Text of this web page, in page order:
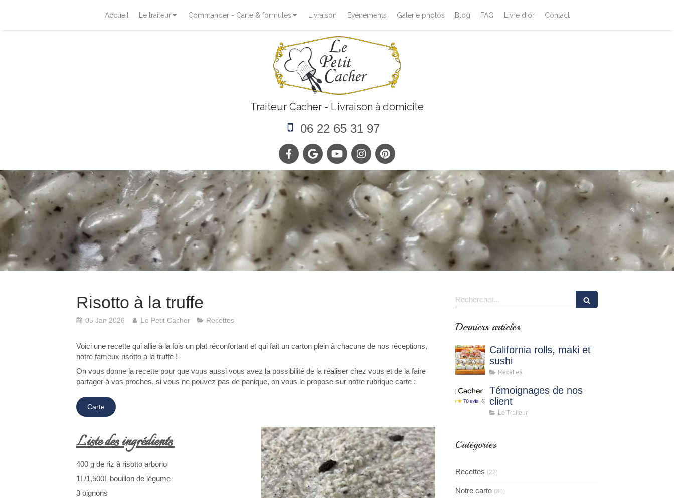
Accueil Le traiteur Commander - Carte & formules Livraison Evénements Galerie photos Blog FAQ Livre d'or Contact
Traiteur Cacher - Livraison à domicile
06 22 65 31 97
Risotto à la truffe
05 Jan 2026 Le Petit Cacher Recettes
Voici une recette qui allie à la fois un plat réconfortant et qui fait un carton plein à chacune de nos réceptions,
notre fameux risotto à la truffe !
On vous donne la recette pour que vous aussi vous avez la possibilité de la réaliser chez vous et de la faire
partager à vos proches, si vous ne pouvez pas de panique, on vous le propose sur notre rubrique carte :
Carte
Liste des ingrédients
400 g de riz à risotto arborio
1L/1,500L bouillon de légume
3 oignons
Rechercher
Derniers articles
California rolls, maki et
sushi
Recettes
Témoignages de nos
client
Le Traiteur
Catégories
Recettes (22)
Notre carte (30)